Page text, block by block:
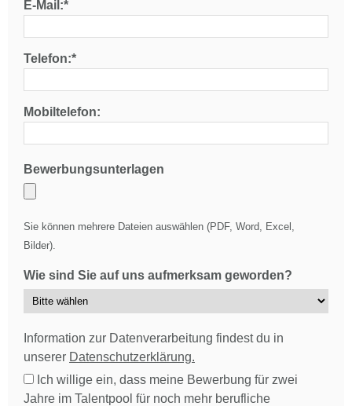
E-Mail:*
Telefon:*
Mobiltelefon:
Bewerbungsunterlagen
Sie können mehrere Dateien auswählen (PDF, Word, Excel,
Bilder).
Wie sind Sie auf uns aufmerksam geworden?
Information zur Datenverarbeitung findest du in
unserer Datenschutzerklärung.
Ich willige ein, dass meine Bewerbung für zwei
Jahre im Talentpool für noch mehr berufliche